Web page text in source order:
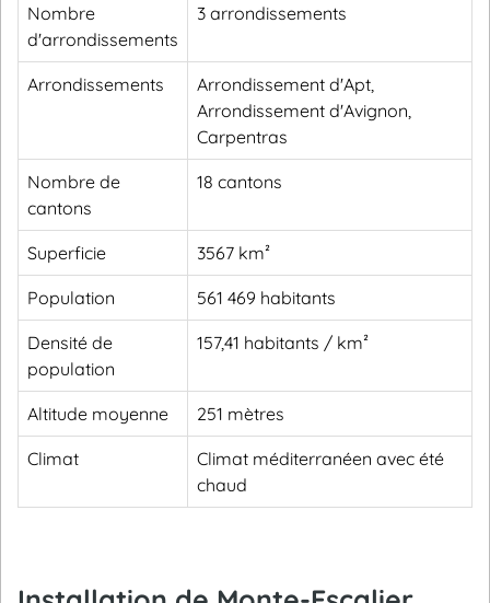
Nombre
d'arrondissements
3 arrondissements
Arrondissements
Arrondissement d'Apt,
Arrondissement d'Avignon,
Carpentras
Nombre de
cantons
18 cantons
Superficie 3567 km²
Population 561 469 habitants
Densité de
population
157,41 habitants / km²
Altitude moyenne 251 mètres
Climat
Climat méditerranéen avec été
chaud